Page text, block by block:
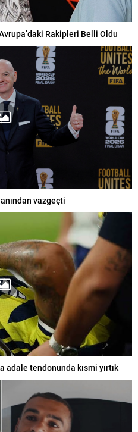
Rakipleri Belli Oldu
vazgeçti
adale tendonunda kısmi yırtık